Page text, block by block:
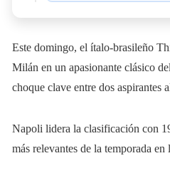
Este domingo, el ítalo-brasileño
Milán en un apasionante clásico
choque clave entre dos aspirantes
Napoli lidera la clasificación con
más relevantes de la temporada